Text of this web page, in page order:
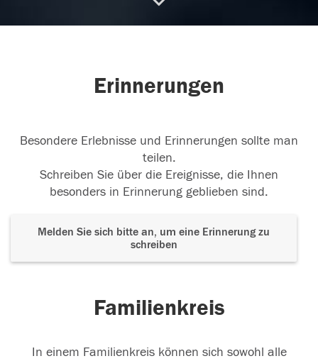
Erinnerungen
Besondere Erlebnisse und Erinnerungen sollte man
teilen.
Schreiben Sie über die Ereignisse, die Ihnen
besonders in Erinnerung geblieben sind.
Melden Sie sich bitte an, um eine Erinnerung zu
schreiben
Familienkreis
In einem Familienkreis können sich sowohl alle